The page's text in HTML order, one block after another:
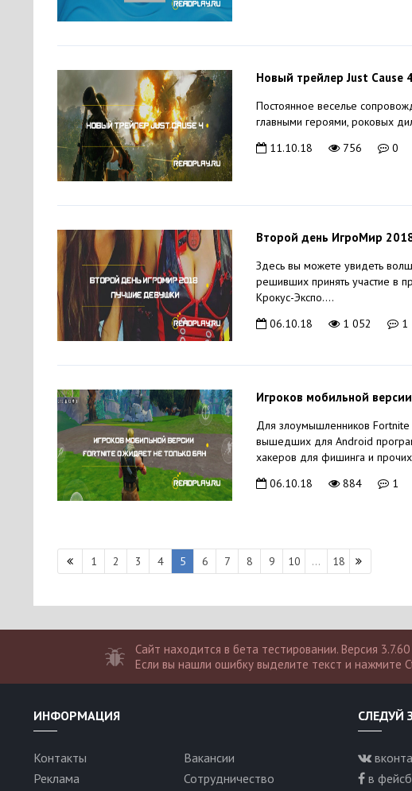
Новый трейлер Just Cause
Постоянное веселье
главными героями, роковых
11.10.18
756 0
Второй день ИгроМир
Здесь вы можете увидеть
решивших принять участие в
Крокус-Экспо....
06.10.18
1 052 1
Игроков мобильной
Для злоумышленников Fortnite
вышедших для Android
хакеров для фишинга и
06.10.18
884 1
1 2 3 4 5 6 7 8 9 10 ... 18
Сайт находится в бета тестировании. Версия
Если вы нашли ошибку выделите текст и нажмите
ИНФОРМАЦИЯ
Контакты
Вакансии
Реклама
Сотрудничество
СЛЕДУЙ
в